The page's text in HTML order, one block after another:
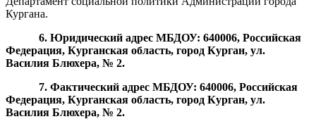
Кургана.
6. Юридический адрес МБДОУ: 640006, Российская
Федерация, Курганская область, город Курган, ул.
Василия Блюхера, № 2.
7. Фактический адрес МБДОУ:640006, Российская
Федерация, Курганская область, город Курган, ул.
Василия Блюхера, № 2.